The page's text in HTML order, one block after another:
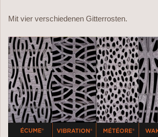
Mit vier verschiedenen Gitterrosten.